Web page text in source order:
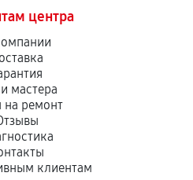
центра
мастера
на ремонт
клиентам